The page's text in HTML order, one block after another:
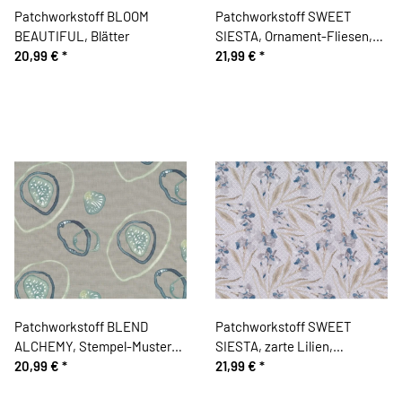
Patchworkstoff BLOOM
BEAUTIFUL, Blätter
20,99 € *
Patchworkstoff SWEET
SIESTA, Ornament-Fliesen,
schilfgrün-taubenblau
21,99 € *
Patchworkstoff BLEND
ALCHEMY, Stempel-Muster-
Ringe, natur dunkel
20,99 € *
Patchworkstoff SWEET
SIESTA, zarte Lilien,
blaugrau-beige
21,99 € *